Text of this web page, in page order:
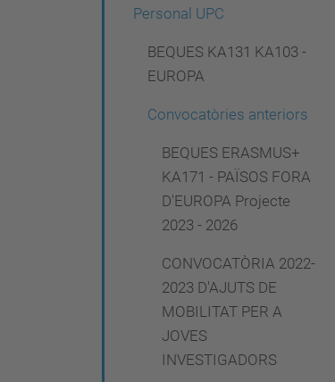
Personal UPC
BEQUES KA131 KA103 -
EUROPA
Convocatòries anteriors
BEQUES ERASMUS+
KA171 - PAÏSOS FORA
D'EUROPA Projecte
2023 - 2026
CONVOCATÒRIA 2022-
2023 D'AJUTS DE
MOBILITAT PER A
JOVES
INVESTIGADORS